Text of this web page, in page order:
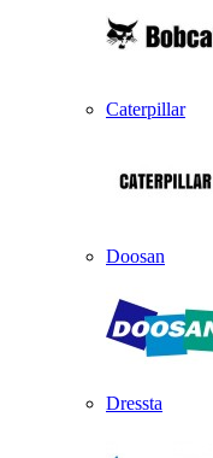
Caterpillar
Doosan
Dressta